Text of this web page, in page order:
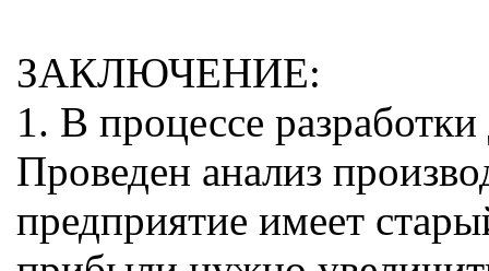
ЗАКЛЮЧЕНИЕ:
1. В процессе
Проведен анализ
предприятие имеет